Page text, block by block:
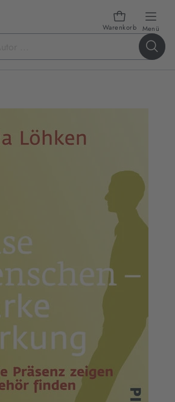
Warenkorb Menü